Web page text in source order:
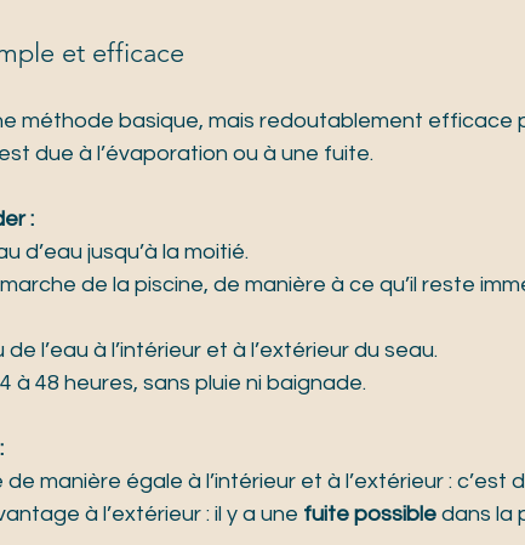
et efficace
méthode basique, mais redoutablement efficace
due à l’évaporation ou à une fuite.
:
d’eau jusqu’à la moitié.
de la piscine, de manière à ce qu’il reste
l’eau à l’intérieur et à l’extérieur du seau.
à 48 heures, sans pluie ni baignade.
de manière égale à l’intérieur et à l’extérieur : c’est
à l’extérieur : il y a une fuite possible dans la